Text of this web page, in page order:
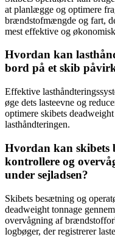
at planlægge og optimere
brændstofmængde og fart,
mest effektive og
Hvordan kan
bord på et skib
Effektive
øge dets lasteevne og
optimere skibets
lasthåndteringen.
Hvordan kan skibets
kontrollere og
under sejladsen?
Skibets besætning og
deadweight tonnage
overvågning af
logbøger, der registrerer